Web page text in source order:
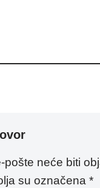
pošte neće biti
su označena *